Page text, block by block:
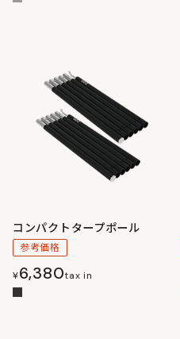
コンパクトタープポール
参考価格
¥6,380tax in